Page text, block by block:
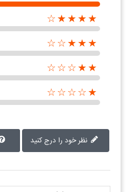
★★★★☆
★★★☆☆
★★☆☆☆
★☆☆☆☆